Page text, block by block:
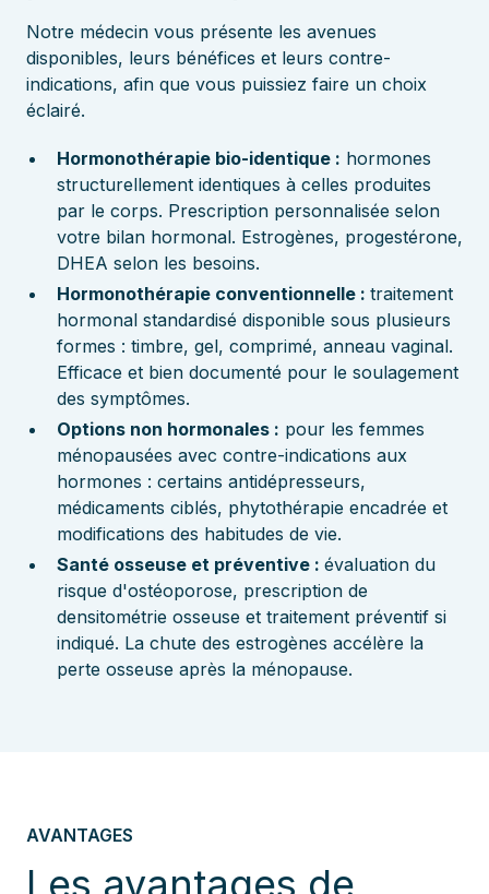
Notre médecin vous présente les avenues
disponibles, leurs bénéfices et leurs contre-
indications, afin que vous puissiez faire un choix
éclairé.
Hormonothérapie bio-identique : hormones
structurellement identiques à celles produites
par le corps. Prescription personnalisée selon
votre bilan hormonal. Estrogènes, progestérone,
DHEA selon les besoins.
Hormonothérapie conventionnelle : traitement
hormonal standardisé disponible sous plusieurs
formes : timbre, gel, comprimé, anneau vaginal.
Efficace et bien documenté pour le soulagement
des symptômes.
Options non hormonales : pour les femmes
ménopausées avec contre-indications aux
hormones : certains antidépresseurs,
médicaments ciblés, phytothérapie encadrée et
modifications des habitudes de vie.
Santé osseuse et préventive : évaluation du
risque d'ostéoporose, prescription de
densitométrie osseuse et traitement préventif si
indiqué. La chute des estrogènes accélère la
perte osseuse après la ménopause.
AVANTAGES
Les avantages de